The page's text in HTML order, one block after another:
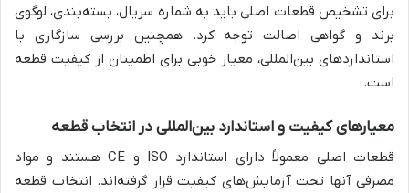
برای تشخیص قطعات اصلی باید به شماره سریال، بسته‌بندی، لوگوی
برند و گواهی اصالت توجه کرد. همچنین بررسی سازگاری با
استانداردهای بین‌المللی، معیار خوبی برای اطمینان از کیفیت قطعه
است.
معیارهای کیفیت و استاندارد بین‌المللی در انتخاب قطعه
قطعات اصلی معمولاً دارای استاندارد ISO و CE هستند و مواد
مصرفی آنها تحت آزمایش‌های کیفیت قرار گرفته‌اند. انتخاب قطعه